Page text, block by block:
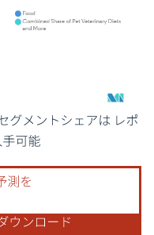
4.0の表示が必要です。